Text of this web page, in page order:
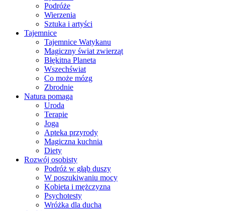
Podróże
Wierzenia
Sztuka i artyści
Tajemnice
Tajemnice Watykanu
Magiczny świat zwierząt
Błękitna Planeta
Wszechświat
Co może mózg
Zbrodnie
Natura pomaga
Uroda
Terapie
Joga
Apteka przyrody
Magiczna kuchnia
Diety
Rozwój osobisty
Podróż w głąb duszy
W poszukiwaniu mocy
Kobieta i mężczyzna
Psychotesty
Wróżka dla ducha